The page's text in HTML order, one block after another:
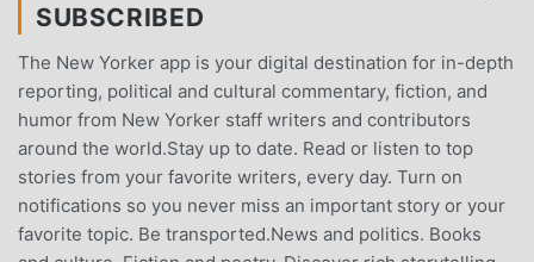
SUBSCRIBED
The New Yorker app is your digital destination for in-depth
reporting, political and cultural commentary, fiction, and
humor from New Yorker staff writers and contributors
around the world.Stay up to date. Read or listen to top
stories from your favorite writers, every day. Turn on
notifications so you never miss an important story or your
favorite topic. Be transported.News and politics. Books